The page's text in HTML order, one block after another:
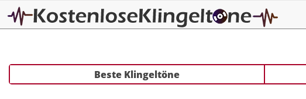
Beste Klingeltöne